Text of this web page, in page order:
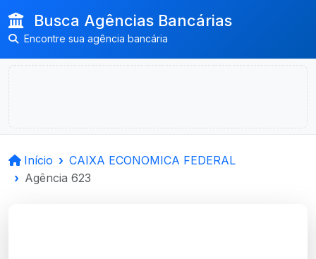
Busca Agências Bancárias
Encontre sua agência bancária
Início
CAIXA ECONOMICA FEDERAL
Agência 623